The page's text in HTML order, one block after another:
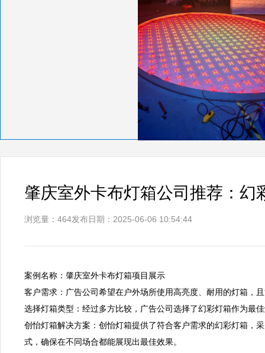
肇庆室外卡布灯箱公司推荐：幻
浏览量：464发布日期：2025-06-06 10:54:44
案例名称：肇庆室外卡布灯箱项目展示
客户需求：广告公司希望在户外场所使用高亮度、耐用的灯箱，
选择灯箱类型：经过多方比较，广告公司选择了幻彩灯箱作为
创怡灯箱解决方案：创怡灯箱提供了符合客户需求的幻彩灯箱，
式，确保在不同场合都能展现出最佳效果。